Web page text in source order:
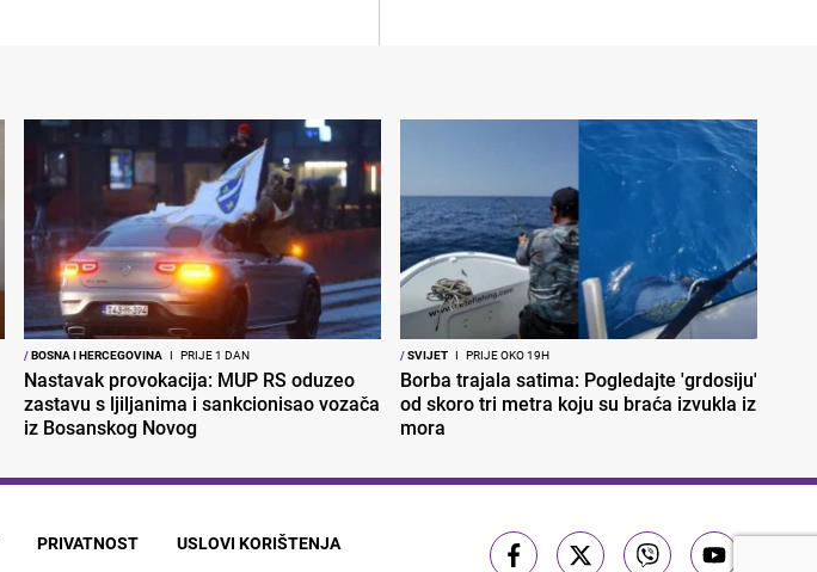
/BOSNA I HERCEGOVINA I PRIJE 1 DAN
Nastavak provokacija: MUP RS oduzeo
zastavu s ljiljanima i sankcionisao vozača
iz Bosanskog Novog
/SVIJET I PRIJE OKO 19H
Borba trajala satima: Pogledajte 'grdosiju'
od skoro tri metra koju su braća izvukla iz
mora
PRIVATNOST USLOVI KORIŠTENJA